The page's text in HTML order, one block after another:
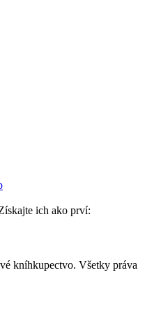
ich ako prví:
kníhkupectvo. Všetky práva